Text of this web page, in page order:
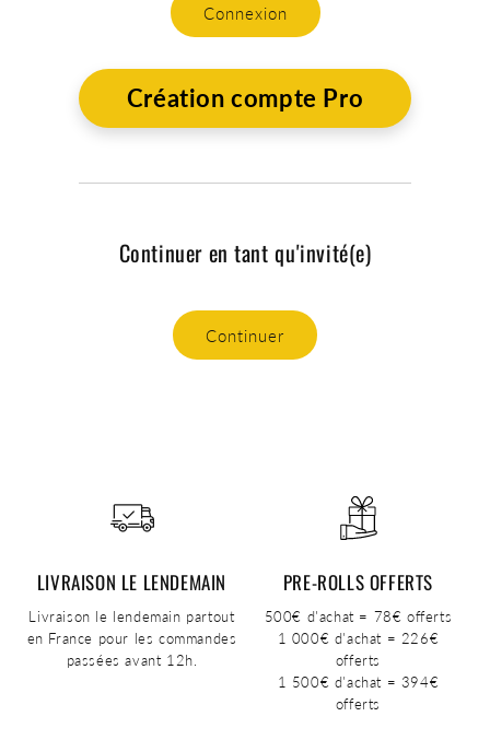
Connexion
Création compte Pro
Continuer en tant qu'invité(e)
Continuer
LIVRAISON LE LENDEMAIN
Livraison le lendemain partout
en France pour les commandes
passées avant 12h.
PRE-ROLLS OFFERTS
500€ d'achat = 78€ offerts
1 000€ d'achat = 226€
offerts
1 500€ d'achat = 394€
offerts